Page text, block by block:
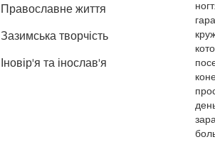
Православне життя
Зазимська творчість
Іновір'я та інослав'я